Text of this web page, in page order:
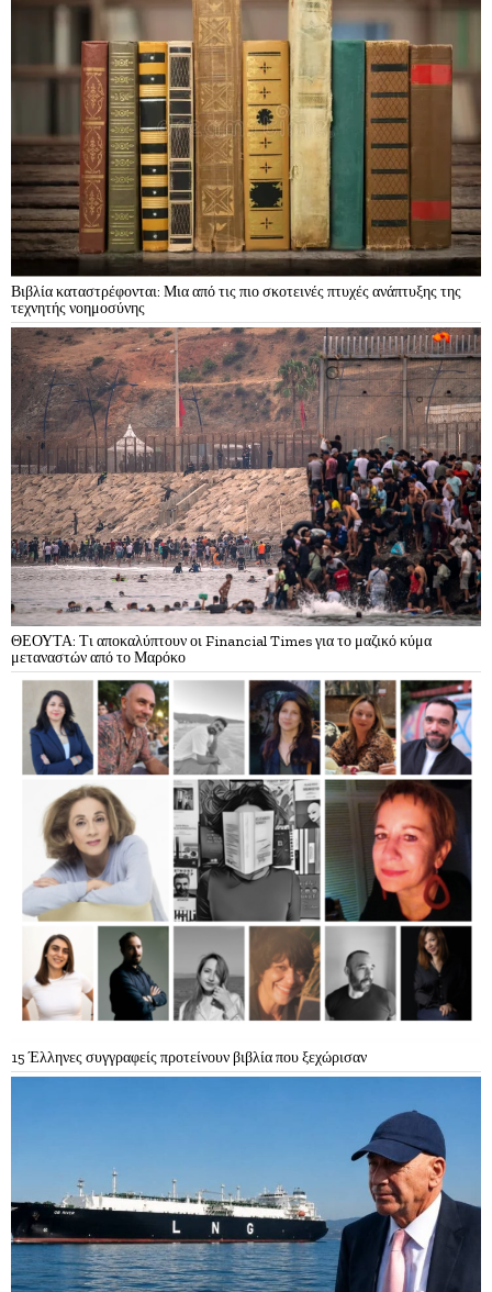
Βιβλία καταστρέφονται: Μια από τις πιο σκοτεινές πτυχές ανάπτυξης της
τεχνητής νοημοσύνης
ΘΕΟΥΤΑ: Τι αποκαλύπτουν οι Financial Times για το μαζικό κύμα
μεταναστών από το Μαρόκο
15 Έλληνες συγγραφείς προτείνουν βιβλία που ξεχώρισαν